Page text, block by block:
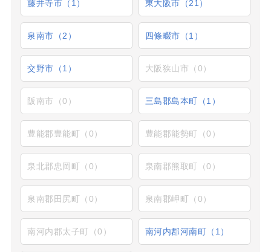
藤井寺市（1） 東大阪市（21）
泉南市（2） 四條畷市（1）
交野市（1） 大阪狭山市（0）
阪南市（0） 三島郡島本町（1）
豊能郡豊能町（0） 豊能郡能勢町（0）
泉北郡忠岡町（0） 泉南郡熊取町（0）
泉南郡田尻町（0） 泉南郡岬町（0）
南河内郡太子町（0） 南河内郡河南町（1）